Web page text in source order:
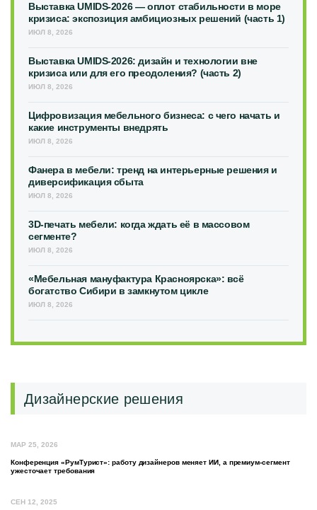
Выставка UMIDS-2026 — оплот стабильности в море
кризиса: экспозиция амбициозных решений (часть 1)
ИЮЛ 8, 2026
Выставка UMIDS-2026: дизайн и технологии вне
кризиса или для его преодоления? (часть 2)
ИЮЛ 8, 2026
Цифровизация мебельного бизнеса: с чего начать и
какие инструменты внедрять
ИЮЛ 8, 2026
Фанера в мебели: тренд на интерьерные решения и
диверсификация сбыта
ИЮЛ 8, 2026
3D-печать мебели: когда ждать её в массовом
сегменте?
ИЮЛ 8, 2026
«Мебельная мануфактура Красноярска»: всё
богатство Сибири в замкнутом цикле
ИЮЛ 8, 2026
Дизайнерские решения
МАР 25, 2026
Конференция «РумТурист»: работу дизайнеров меняет ИИ, а премиум-сегмент
ужесточает требования
СЕН 12, 2025